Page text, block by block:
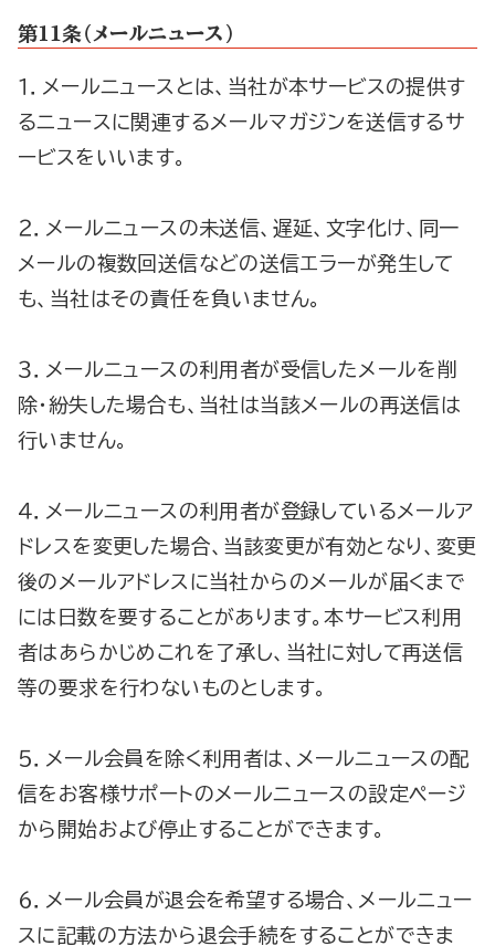
第1１条（メールニュース）
１．メールニュースとは、当社が本サービスの提供す
るニュースに関連するメールマガジンを送信するサ
ービスをいいます。
２．メールニュースの未送信、遅延、文字化け、同一
メールの複数回送信などの送信エラーが発生して
も、当社はその責任を負いません。
３．メールニュースの利用者が受信したメールを削
除・紛失した場合も、当社は当該メールの再送信は
行いません。
４．メールニュースの利用者が登録しているメールア
ドレスを変更した場合、当該変更が有効となり、変更
後のメールアドレスに当社からのメールが届くまで
には日数を要することがあります。本サービス利用
者はあらかじめこれを了承し、当社に対して再送信
等の要求を行わないものとします。
５．メール会員を除く利用者は、メールニュースの配
信をお客様サポートのメールニュースの設定ページ
から開始および停止することができます。
６．メール会員が退会を希望する場合、メールニュー
スに記載の方法から退会手続をすることができま